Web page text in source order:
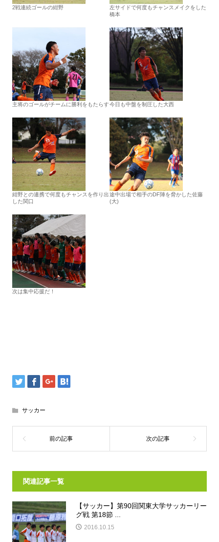
2戦連続ゴールの紺野
左サイドで何度もチャンスメイクをした
橋本
主将のゴールがチームに勝利をもたらす今日も中盤を制圧した大西
紺野との連携で何度もチャンスを作り出
した関口
途中出場で相手のDF陣を脅かした佐藤
(大)
次は集中応援だ！
サッカー
関連記事一覧
【サッカー】第90回関東大学サッカーリー
グ戦 第18節 ...
2016.10.15